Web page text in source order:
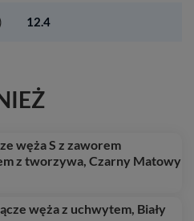
12.4
węża S z zaworem
z tworzywa, Czarny Matowy
węża z uchwytem, Biały